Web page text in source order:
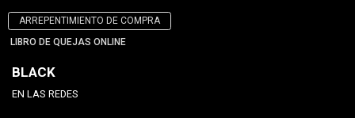
ARREPENTIMIENTO DE COMPRA
LIBRO DE QUEJAS ONLINE
BLACK
EN LAS REDES